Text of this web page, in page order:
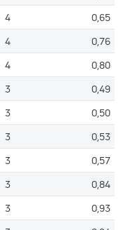
4
0,65
4
0,76
4
0,80
3
0,49
3
0,50
3
0,53
3
0,57
3
0,84
3
0,93